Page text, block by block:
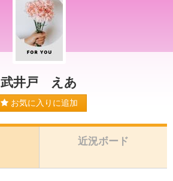
武井戸 えあ
お気に入りに追加
近況ボード